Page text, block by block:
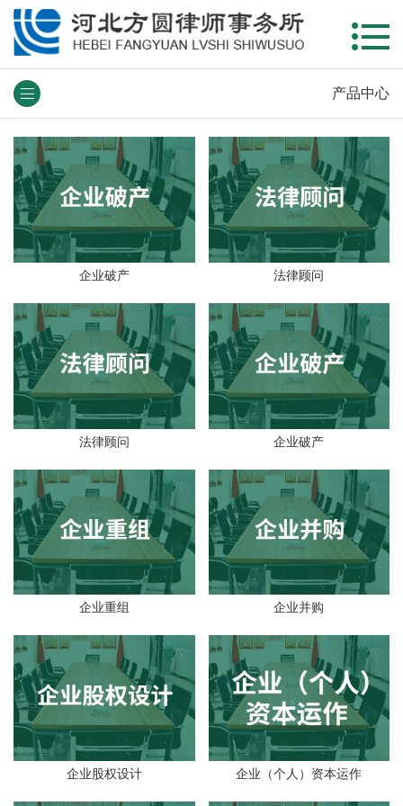
产品中心
企业破产 法律顾问
法律顾问 企业破产
企业重组 企业并购
企业股权设计 企业（个人）资本运作